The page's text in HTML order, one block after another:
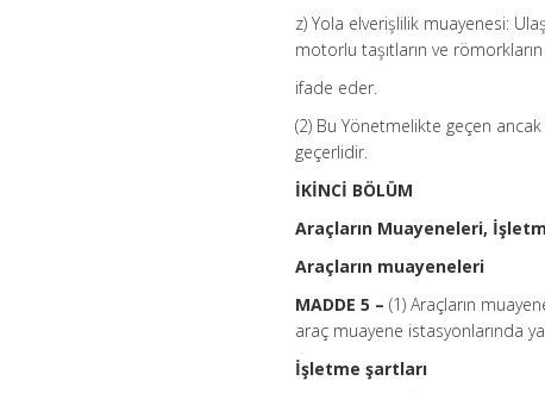
z) Yola elverişlilik muayenesi:
motorlu taşıtların ve
ifade eder.
(2) Bu Yönetmelikte geçen
geçerlidir.
İKİNCİ BÖLÜM
Araçların Muayeneleri,
Araçların muayeneleri
MADDE 5 –(1) Araçların
araç muayene istasyonlarında
İşletme şartları